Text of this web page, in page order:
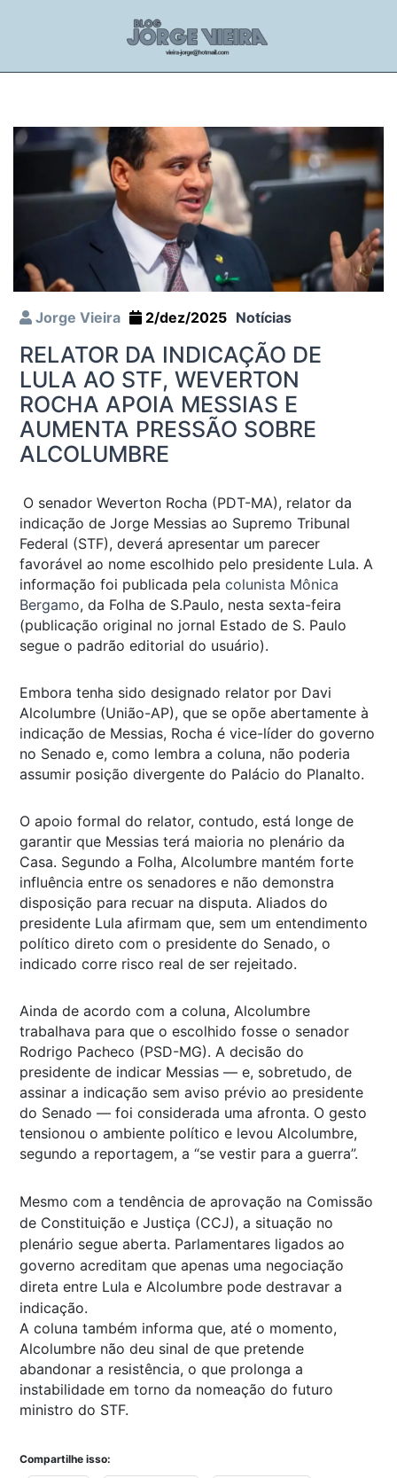
Jorge Vieira 2/dez/2025 Notícias
RELATOR DA INDICAÇÃO DE
LULA AO STF, WEVERTON
ROCHA APOIA MESSIAS E
AUMENTA PRESSÃO SOBRE
ALCOLUMBRE
O senador Weverton Rocha (PDT-MA), relator da
indicação de Jorge Messias ao Supremo Tribunal
Federal (STF), deverá apresentar um parecer
favorável ao nome escolhido pelo presidente Lula. A
informação foi publicada pela colunista Mônica
Bergamo, da Folha de S.Paulo, nesta sexta-feira
(publicação original no jornal Estado de S. Paulo
segue o padrão editorial do usuário).
Embora tenha sido designado relator por Davi
Alcolumbre (União-AP), que se opõe abertamente à
indicação de Messias, Rocha é vice-líder do governo
no Senado e, como lembra a coluna, não poderia
assumir posição divergente do Palácio do Planalto.
O apoio formal do relator, contudo, está longe de
garantir que Messias terá maioria no plenário da
Casa. Segundo a Folha, Alcolumbre mantém forte
influência entre os senadores e não demonstra
disposição para recuar na disputa. Aliados do
presidente Lula afirmam que, sem um entendimento
político direto com o presidente do Senado, o
indicado corre risco real de ser rejeitado.
Ainda de acordo com a coluna, Alcolumbre
trabalhava para que o escolhido fosse o senador
Rodrigo Pacheco (PSD-MG). A decisão do
presidente de indicar Messias — e, sobretudo, de
assinar a indicação sem aviso prévio ao presidente
do Senado — foi considerada uma afronta. O gesto
tensionou o ambiente político e levou Alcolumbre,
segundo a reportagem, a “se vestir para a guerra”.
Mesmo com a tendência de aprovação na Comissão
de Constituição e Justiça (CCJ), a situação no
plenário segue aberta. Parlamentares ligados ao
governo acreditam que apenas uma negociação
direta entre Lula e Alcolumbre pode destravar a
indicação.
A coluna também informa que, até o momento,
Alcolumbre não deu sinal de que pretende
abandonar a resistência, o que prolonga a
instabilidade em torno da nomeação do futuro
ministro do STF.
Compartilhe isso: